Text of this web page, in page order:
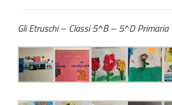
Gli Etruschi– Classi 5^B – 5^D Primaria